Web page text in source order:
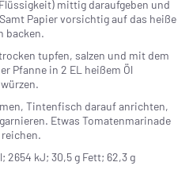
mittig daraufgeben und
Papier vorsichtig auf das heiße
backen.
tupfen, salzen und mit dem
Pfanne in 2 EL heißem Öl
Tintenfisch darauf anrichten,
Etwas Tomatenmarinade
2654 kJ; 30,5 g Fett; 62,3 g